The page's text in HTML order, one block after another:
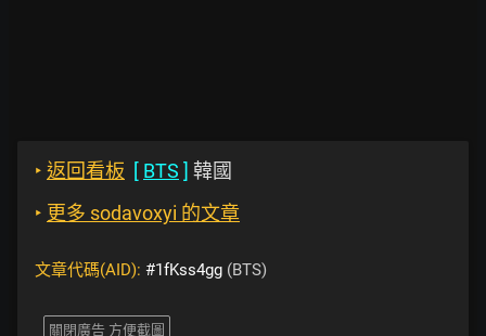
‣ 返回看板 [ BTS ] 韓國
‣ 更多 sodavoxyi 的文章
文章代碼(AID): #1fKss4gg (BTS)
關閉廣告 方便截圖